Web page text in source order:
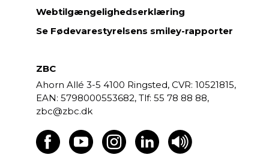
d
l
d
m
i
n
s
t
Webtilgængelighedserklæring
Se Fødevarestyrelsens smiley-rapporter
ZBC
Ahorn Allé 3-5 4100 Ringsted, CVR: 10521815,
EAN: 5798000553682,
55 78 88 88,
zbc@zbc.dk